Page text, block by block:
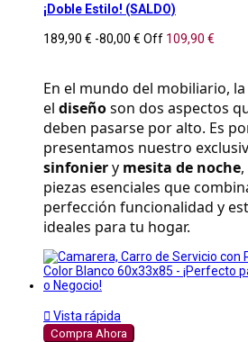
¡Doble Estilo! (SALDO)
189,90 € -80,00 € Off 109,90 €
En el mundo del mobiliario, la
el diseño son dos aspectos
deben pasarse por alto. Es
sinfonier y mesita de noche
piezas esenciales que
perfección funcionalidad y
ideales para tu hogar.
 Vista rápida
Compra Ahora